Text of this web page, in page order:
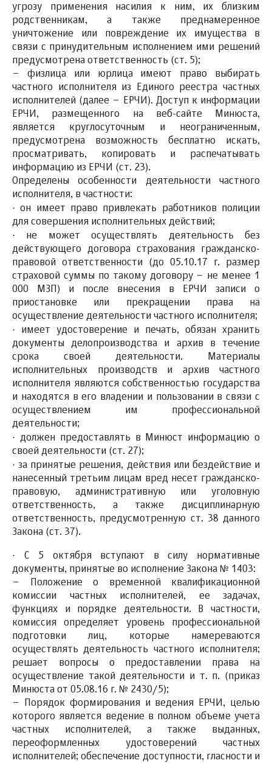
угрозу применения насилия к ним, их близким
родственникам, а также преднамеренное
уничтожение или повреждение их имущества в
связи с принудительным исполнением ими решений
предусмотрена ответственность (ст. 5);
– физлица или юрлица имеют право выбирать
частного исполнителя из Единого реестра частных
исполнителей (далее – ЕРЧИ). Доступ к информации
ЕРЧИ, размещенного на веб-сайте Минюста,
является круглосуточным и неограниченным,
предусмотрена возможность бесплатно искать,
просматривать, копировать и распечатывать
информацию из ЕРЧИ (ст. 23).
Определены особенности деятельности частного
исполнителя, в частности:
·он имеет право привлекать работников полиции
для совершения исполнительных действий;
· не может осуществлять деятельность без
действующего договора страхования гражданско-
правовой ответственности (до 05.10.17 г. размер
страховой суммы по такому договору – не менее 1
000 МЗП) и после внесения в ЕРЧИ записи о
приостановке или прекращении права на
осуществление деятельности частного исполнителя;
· имеет удостоверение и печать, обязан хранить
документы делопроизводства и архив в течение
срока своей деятельности. Материалы
исполнительных производств и архив частного
исполнителя являются собственностью государства
и находятся в его владении и пользовании в связи с
осуществлением им профессиональной
деятельности;
· должен предоставлять в Минюст информацию о
своей деятельности (ст. 27);
·за принятые решения, действия или бездействие и
нанесенный третьим лицам вред несет гражданско-
правовую, административную или уголовную
ответственность, а также дисциплинарную
ответственность, предусмотренную ст. 38 данного
Закона (ст. 37).
· С 5 октября вступают в силу нормативные
документы, принятые во исполнение Закона № 1403:
–
Положение о временной квалификационной
комиссии частных исполнителей, ее задачах,
функциях и порядке деятельности. В частности,
комиссия определяет уровень профессиональной
подготовки лиц, которые намереваются
осуществлять деятельность частного исполнителя;
решает вопросы о предоставлении права на
осуществление такой деятельности и т. п. (приказ
Минюста от 05.08.16 г. № 2430/5);
–
Порядок формирования и ведения ЕРЧИ , целью
которого является ведение в полном объеме учета
частных исполнителей, а также выданных,
переоформленных удостоверений частных
исполнителей; обеспечение доступности, гласности и